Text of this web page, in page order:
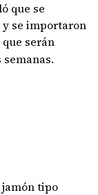
que se
y se importaron
que serán
jamón tipo